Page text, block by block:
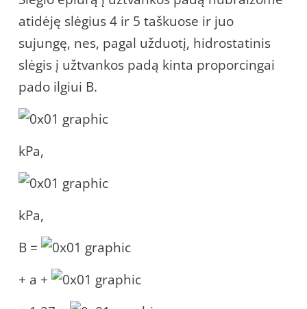
atidėję slėgius 4 ir 5 taškuose ir juo
sujungę, nes, pagal užduotį, hidrostatinis
slėgis į užtvankos padą kinta proporcingai
pado ilgiui B.
kPa,
kPa,
B =
+ a +